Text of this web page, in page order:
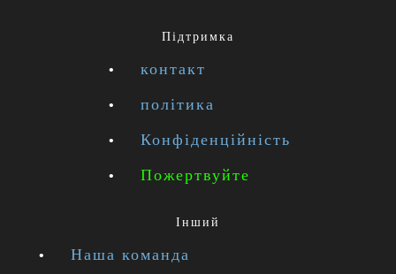
Підтримка
контакт
політика
Конфіденційність
Пожертвуйте
Інший
Наша команда